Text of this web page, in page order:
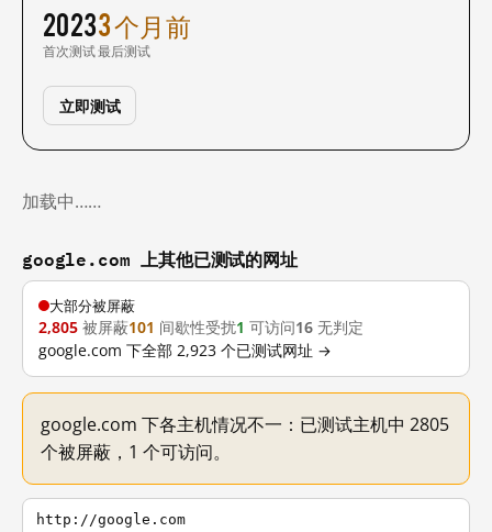
2023
首次测试
3 个月前
最后测试
立即测试
加载中……
google.com 上其他已测试的网址
大部分被屏蔽
2,805 被屏蔽101 间歇性受扰1 可访问16 无判定
google.com 下全部 2,923 个已测试网址 →
google.com 下各主机情况不一：已测试主机中 2805
个被屏蔽，1 个可访问。
http://google.com